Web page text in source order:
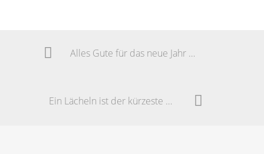
Alles Gute für das neue Jahr 2017!
Ein Lächeln ist der kürzeste Weg zwischen zwei Menschen